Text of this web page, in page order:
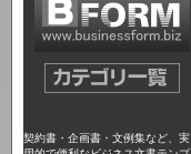
契約書・企画書・文例集など、実